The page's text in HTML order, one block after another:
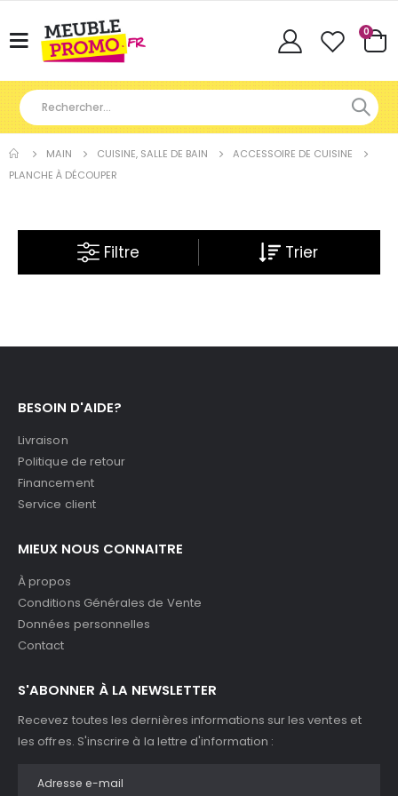
Basculer
Cart
0
MAIN CUISINE, SALLE DE BAIN
ACCESSOIRE DE CUISINE
PLANCHE À DÉCOUPER
Filtre
BESOIN D'AIDE?
Livraison
Politique de retour
Financement
Service client
MIEUX NOUS CONNAITRE
À propos
Conditions Générales de Vente
Données personnelles
Contact
S'ABONNER À LA NEWSLETTER
Recevez toutes les dernières informations sur les ventes et
les offres. S'inscrire à la lettre d'information :